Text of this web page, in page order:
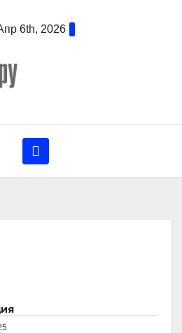
6th, 2026